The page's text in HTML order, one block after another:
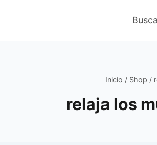
Inicio / Shop /
relaja los